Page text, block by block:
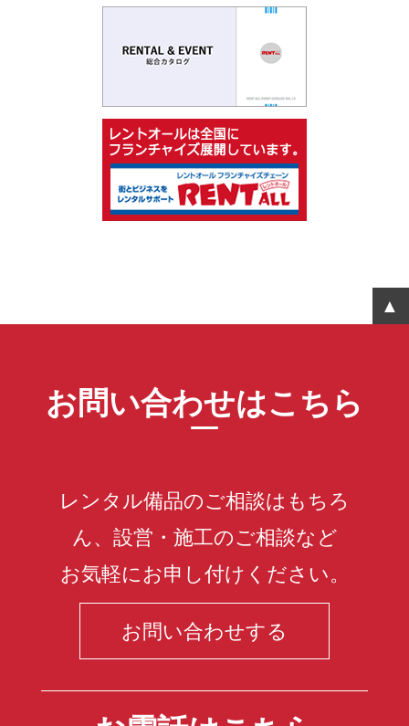
お問い合わせはこちら
レンタル備品のご相談はもちろ
ん、設営・施工のご相談など
お気軽にお申し付けください。
お問い合わせする